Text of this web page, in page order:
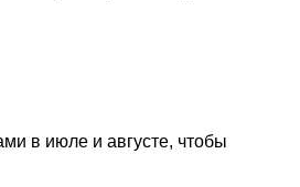
в июле и августе, чтобы